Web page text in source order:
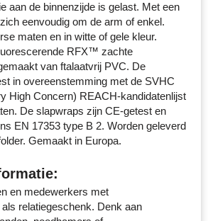
aan de binnenzijde is gelast. Met een
eenvoudig om de arm of enkel.
maten en in witte of gele kleur.
RFX™ zachte
van ftalaatvrij PVC. De
in overeenstemming met de SVHC
High Concern) REACH-kandidatenlijst
De slapwraps zijn CE-getest en
EN 17353 type B 2. Worden geleverd
Gemaakt in Europa.
en medewerkers met
relatiegeschenk. Denk aan